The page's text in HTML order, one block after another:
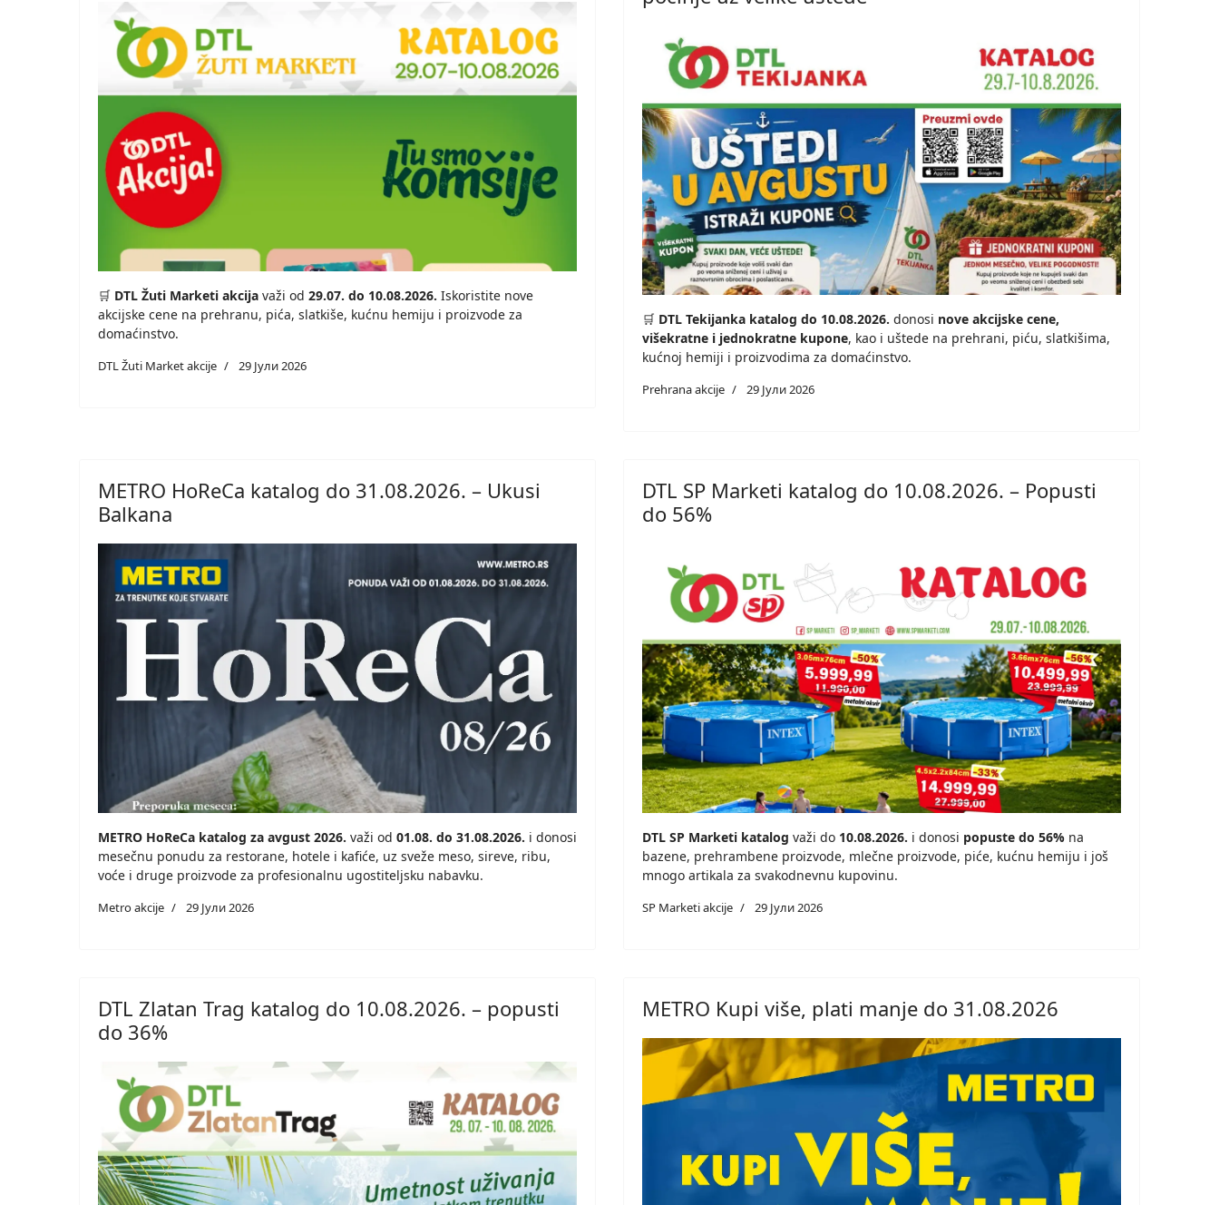
🛒 DTL Žuti Marketi akcija važi od 29.07. do 10.08.2026. Iskoristite nove
akcijske cene na prehranu, pića, slatkiše, kućnu hemiju i proizvode za
domaćinstvo.
DTL Žuti Market akcije 29 Јули 2026
🛒 DTL Tekijanka katalog do 10.08.2026. donosi nove akcijske cene,
višekratne i jednokratne kupone, kao i uštede na prehrani, piću, slatkišima,
kućnoj hemiji i proizvodima za domaćinstvo.
Prehrana akcije 29 Јули 2026
METRO HoReCa katalog do 31.08.2026. – Ukusi
Balkana
METRO HoReCa katalog za avgust 2026. važi od 01.08. do 31.08.2026. i donosi
mesečnu ponudu za restorane, hotele i kafiće, uz sveže meso, sireve, ribu,
voće i druge proizvode za profesionalnu ugostiteljsku nabavku.
Metro akcije 29 Јули 2026
DTL SP Marketi katalog do 10.08.2026. – Popusti
do 56%
DTL SP Marketi katalog važi do 10.08.2026. i donosi popuste do 56% na
bazene, prehrambene proizvode, mlečne proizvode, piće, kućnu hemiju i još
mnogo artikala za svakodnevnu kupovinu.
SP Marketi akcije 29 Јули 2026
DTL Zlatan Trag katalog do 10.08.2026. – popusti
do 36%
METRO Kupi više, plati manje do 31.08.2026